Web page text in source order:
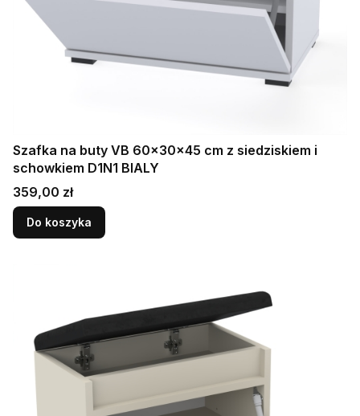
Szafka na buty VB 60×30×45 cm z siedziskiem i
schowkiem D1N1 BIALY
Cena
359,00 zł
Do koszyka